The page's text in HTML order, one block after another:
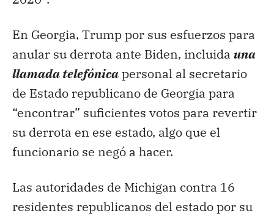
En Georgia, Trump por sus esfuerzos para
anular su derrota ante Biden, incluida una
llamada telefónicapersonal al secretario
de Estado republicano de Georgia para
“encontrar” suficientes votos para revertir
su derrota en ese estado, algo que el
funcionario se negó a hacer.
Las autoridades de Michigan contra 16
residentes republicanos del estado por su